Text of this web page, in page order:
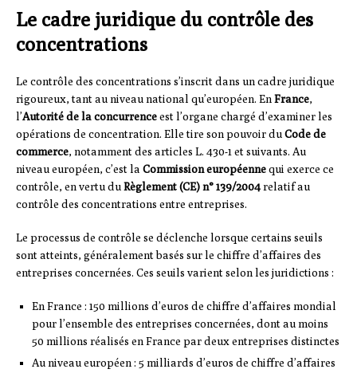
Le cadre juridique du contrôle des
concentrations
Le contrôle des concentrations s’inscrit dans un cadre juridique
rigoureux, tant au niveau national qu’européen. EnFrance,
l’Autorité de la concurrenceest l’organe chargé d’examiner les
opérations de concentration. Elle tire son pouvoir duCode de
commerce, notamment des articles L. 430-1 et suivants. Au
niveau européen, c’est la Commission européennequi exerce ce
contrôle, en vertu duRèglement (CE) n° 139/2004relatif au
contrôle des concentrations entre entreprises.
Le processus de contrôle se déclenche lorsque certains seuils
sont atteints, généralement basés sur le chiffre d’affaires des
entreprises concernées. Ces seuils varient selon les juridictions :
En France : 150 millions d’euros de chiffre d’affaires mondial
pour l’ensemble des entreprises concernées, dont au moins
50 millions réalisés en France par deux entreprises distinctes
Au niveau européen : 5 milliards d’euros de chiffre d’affaires